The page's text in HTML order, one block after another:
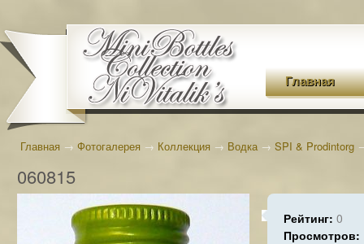
Главная
Главная → Фотогалерея → Коллекция → Водка→ SPI & Prodintorg
060815
Рейтинг: 0
Просмотров: